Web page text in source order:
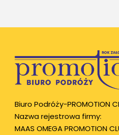
Biuro Podróży-PROMOTION
Nazwa rejestrowa firmy:
MAAS OMEGA PROMOTION